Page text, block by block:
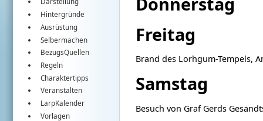
Hintergründe
Ausrüstung
Selbermachen
BezugsQuellen
Regeln
Charaktertipps
Veranstalten
LarpKalender
Vorlagen
Freitag
Brand des Lorhgum-Tempels,
Samstag
Besuch von Graf Gerds